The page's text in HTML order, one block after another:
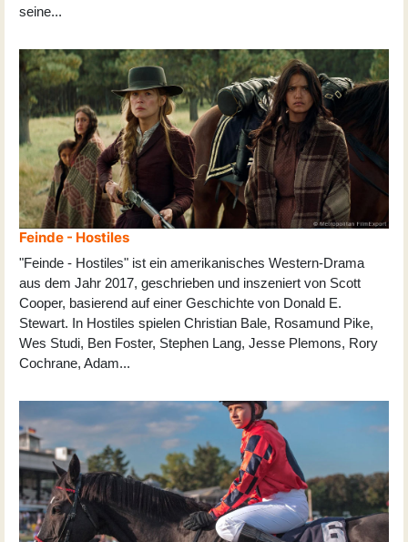
seine...
Feinde - Hostiles
"Feinde - Hostiles" ist ein amerikanisches Western-Drama
aus dem Jahr 2017, geschrieben und inszeniert von Scott
Cooper, basierend auf einer Geschichte von Donald E.
Stewart. In Hostiles spielen Christian Bale, Rosamund Pike,
Wes Studi, Ben Foster, Stephen Lang, Jesse Plemons, Rory
Cochrane, Adam...